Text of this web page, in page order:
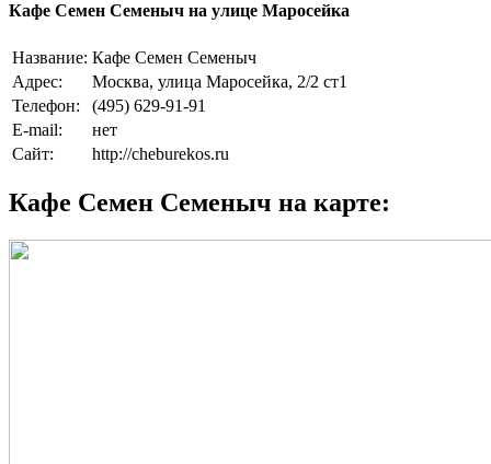
Кафе Семен Семеныч на улице Маросейка
Название: Кафе Семен Семеныч
Адрес:
Москва, улица Маросейка, 2/2 ст1
Телефон:
(495) 629-91-91
E-mail:
нет
Сайт:
http://cheburekos.ru
Кафе Семен Семеныч на карте: